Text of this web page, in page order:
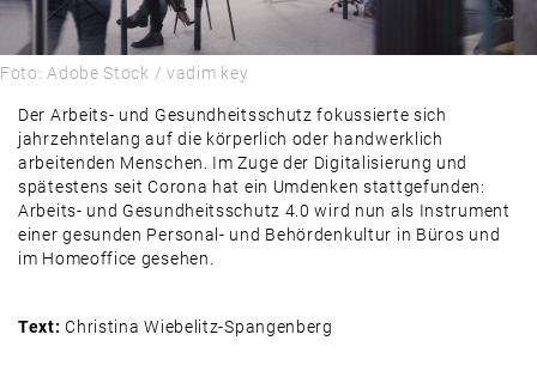
PRAXIS
PRODUKTE & MÄRKTE
AUSBLICK
Foto: Adobe Stock / vadim key
Der Arbeits- und Gesundheitsschutz fokussierte sich
jahrzehntelang auf die körperlich oder handwerklich
arbeitenden Menschen. Im Zuge der Digitalisierung und
spätestens seit Corona hat ein Umdenken stattgefunden:
Arbeits- und Gesundheitsschutz 4.0 wird nun als Instrument
einer gesunden Personal- und Behördenkultur in Büros und
im Homeoffice gesehen.
Text: Christina Wiebelitz-Spangenberg